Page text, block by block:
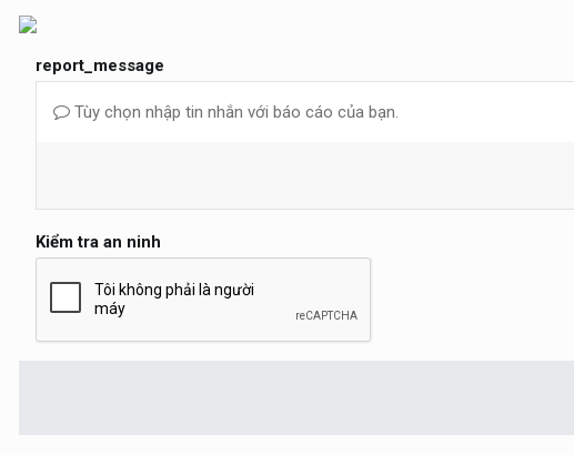
report_message
Tùy chọn nhập tin nhắn với báo cáo của bạn.
Kiểm tra an ninh